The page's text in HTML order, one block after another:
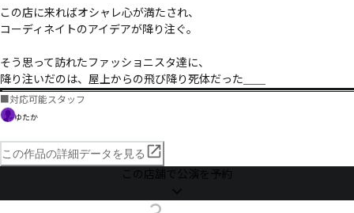
この店に来ればオシャレ心が満たされ、
コーディネイトのアイデアが降り注ぐ。
そう思って訪れたファッショニスタ達に、
降り注いだのは、屋上からの飛び降り死体だった＿＿
■対応可能スタッフ
ゆたか
この作品の詳細データを見る
この店舗で公演を予約